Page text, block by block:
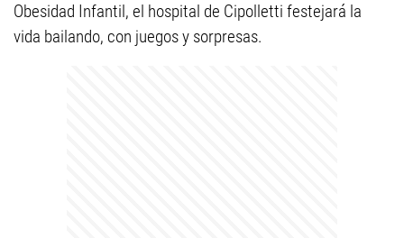
Obesidad Infantil, el hospital de Cipolletti festejará la
vida bailando, con juegos y sorpresas.